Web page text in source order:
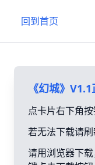
回到首页
《幻城》
点卡片右下角
若无法下载请
请用浏览器下